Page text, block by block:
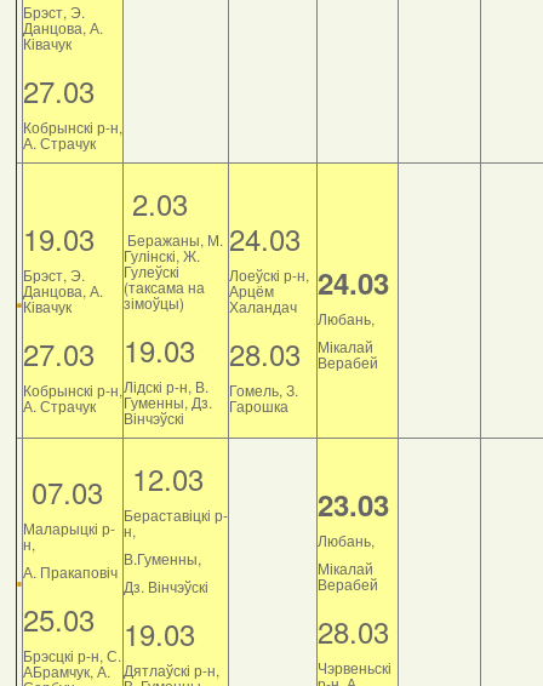
Брэст, Э.
Данцова, А.
Ківачук
27.03
Кобрынскі р-н,
А. Страчук
19.03
Брэст, Э.
Данцова, А.
Ківачук
27.03
Кобрынскі р-н,
А. Страчук
2.03
Беражаны, М.
Гулінскі, Ж.
Гулеўскі
(таксама на
зімоўцы)
19.03
Лідскі р-н, В.
Гуменны, Дз.
Вінчэўскі
24.03
Лоеўскі р-н,
Арцём
Халандач
28.03
Гомель, З.
Гарошка
24.03
Любань,
Мікалай
Верабей
07.03
Маларыцкі р-
н,
А. Пракаповіч
25.03
Брэсцкі р-н, С.
АБрамчук, А.
12.03
Бераставіцкі р-
н,
В.Гуменны,
Дз. Вінчэўскі
19.03
Дятлаўскі р-н,
23.03
Любань,
Мікалай
Верабей
28.03
Чэрвеньскі